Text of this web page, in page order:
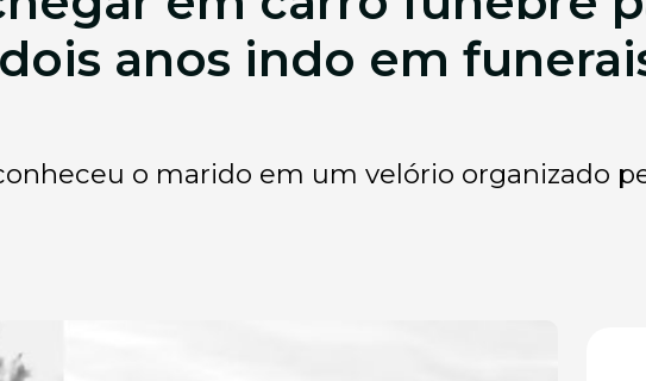
dois anos indo em
o marido em um velório organizado